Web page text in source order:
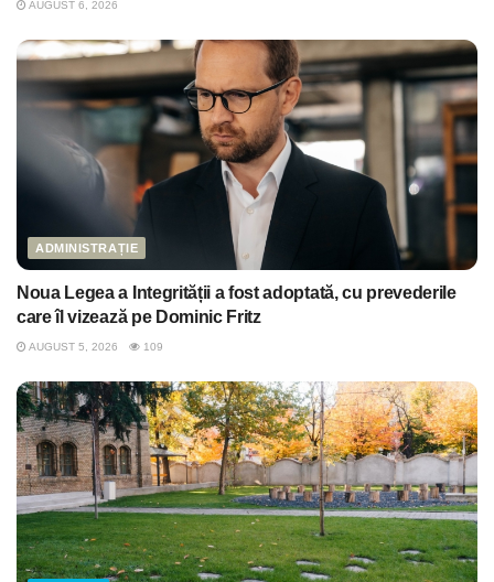
AUGUST 6, 2026
ADMINISTRAȚIE
Noua Legea a Integrității a fost adoptată, cu prevederile
care îl vizează pe Dominic Fritz
AUGUST 5, 2026 109